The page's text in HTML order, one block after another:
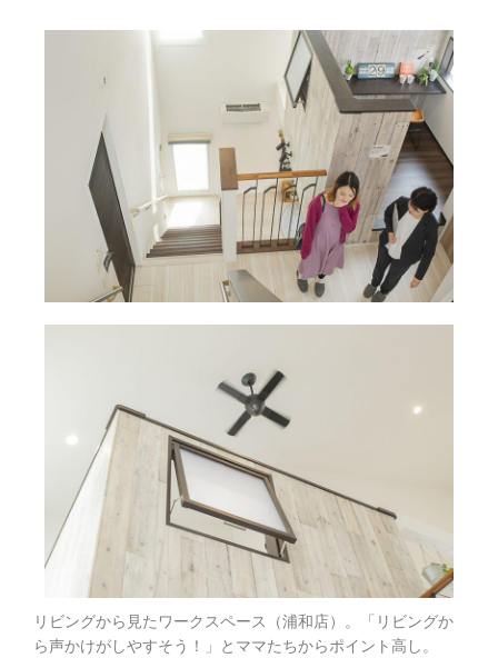
リビングから見たワークスペース（浦和店）。「リビングか
ら声かけがしやすそう！」とママたちからポイント高し。